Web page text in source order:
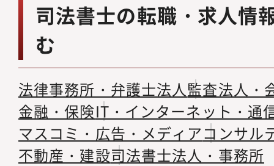
司法書士の転職・求人情
む
法律事務所・弁護士法人監査法人・
金融・保険IT・インターネット・通
マスコミ・広告・メディアコンサル
不動産・建設司法書士法人・事務所